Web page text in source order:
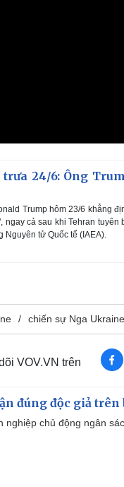
trưa 24/6: Ông
Trump hôm 23/6 khẳng
ngay cả sau khi Tehran
tử Quốc tế (IAEA).
chiến sự Nga Ukraine
VOV.VN trên
đúng độc giả trên
nghiệp chủ động ngân